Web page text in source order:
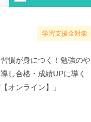
学習支援金対象
慣が身につく！勉強のや
し合格・成績UPに導く
オンライン】」